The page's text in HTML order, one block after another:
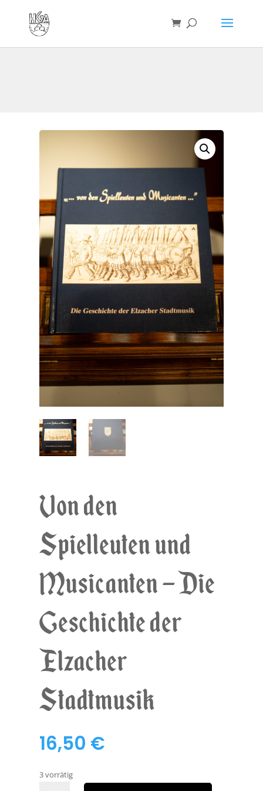
Von den
Spielleuten und
Musicanten – Die
Geschichte der
Elzacher
Stadtmusik
16,50 €
3 vorrätig